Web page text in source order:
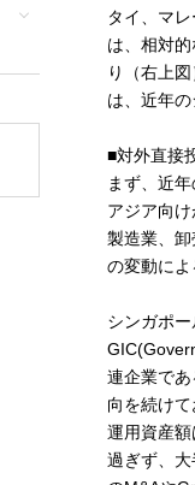
タイ、マ
は、相対
り（右上
は、近年
■対外直接
まず、近
アジア向
製造業、
の変動によ
シンガポ
連企業で
向を続け
運用資産
過ぎず、